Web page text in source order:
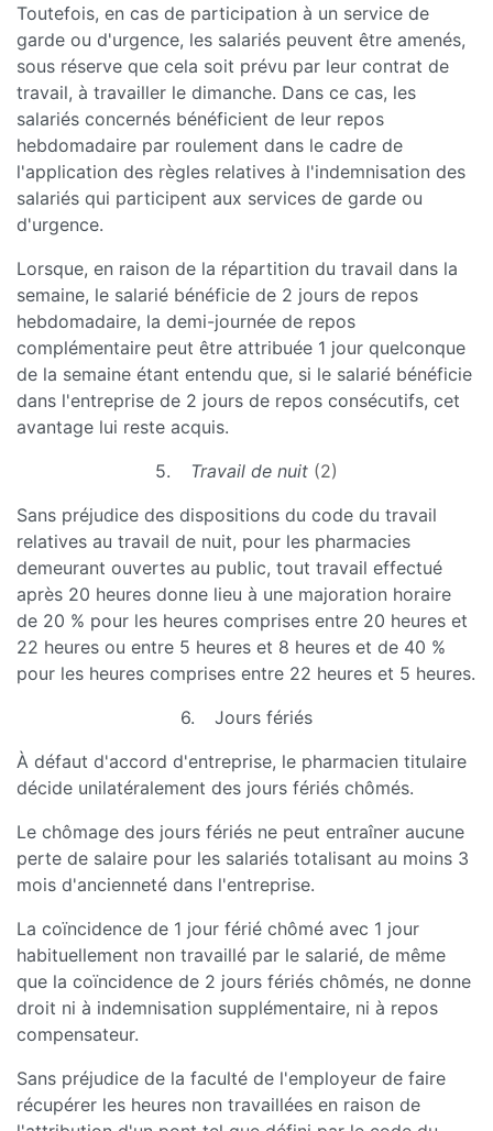
Toutefois, en cas de participation à un service de
garde ou d'urgence, les salariés peuvent être amenés,
sous réserve que cela soit prévu par leur contrat de
travail, à travailler le dimanche. Dans ce cas, les
salariés concernés bénéficient de leur repos
hebdomadaire par roulement dans le cadre de
l'application des règles relatives à l'indemnisation des
salariés qui participent aux services de garde ou
d'urgence.
Lorsque, en raison de la répartition du travail dans la
semaine, le salarié bénéficie de 2 jours de repos
hebdomadaire, la demi-journée de repos
complémentaire peut être attribuée 1 jour quelconque
de la semaine étant entendu que, si le salarié bénéficie
dans l'entreprise de 2 jours de repos consécutifs, cet
avantage lui reste acquis.
5. Travail de nuit (2)
Sans préjudice des dispositions du code du travail
relatives au travail de nuit, pour les pharmacies
demeurant ouvertes au public, tout travail effectué
après 20 heures donne lieu à une majoration horaire
de 20 % pour les heures comprises entre 20 heures et
22 heures ou entre 5 heures et 8 heures et de 40 %
pour les heures comprises entre 22 heures et 5 heures.
6. Jours fériés
À défaut d'accord d'entreprise, le pharmacien titulaire
décide unilatéralement des jours fériés chômés.
Le chômage des jours fériés ne peut entraîner aucune
perte de salaire pour les salariés totalisant au moins 3
mois d'ancienneté dans l'entreprise.
La coïncidence de 1 jour férié chômé avec 1 jour
habituellement non travaillé par le salarié, de même
que la coïncidence de 2 jours fériés chômés, ne donne
droit ni à indemnisation supplémentaire, ni à repos
compensateur.
Sans préjudice de la faculté de l'employeur de faire
récupérer les heures non travaillées en raison de